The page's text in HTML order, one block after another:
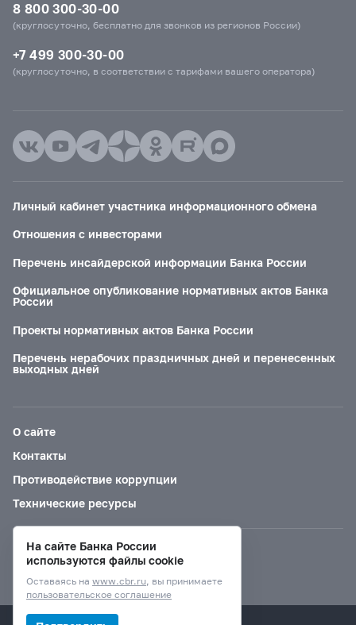
8 800 300-30-00
(круглосуточно, бесплатно для звонков из регионов России)
+7 499 300-30-00
(круглосуточно, в соответствии с тарифами вашего оператора)
Личный кабинет участника информационного обмена
Отношения с инвесторами
Перечень инсайдерской информации Банка России
Официальное опубликование нормативных актов Банка
России
Проекты нормативных актов Банка России
Перечень нерабочих праздничных дней и перенесенных
выходных дней
О сайте
Контакты
Противодействие коррупции
Технические ресурсы
Версия для слабовидящих
На сайте Банка России
используются файлы cookie
Оставаясь на www.cbr.ru, вы принимаете
пользовательское соглашение